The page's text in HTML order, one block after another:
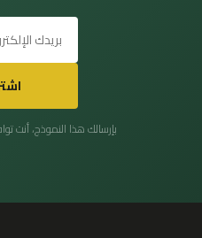
بإرسالك هذا النموذج، أنت